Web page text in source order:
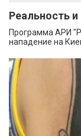
Реальность
Программа АРИ
нападение на